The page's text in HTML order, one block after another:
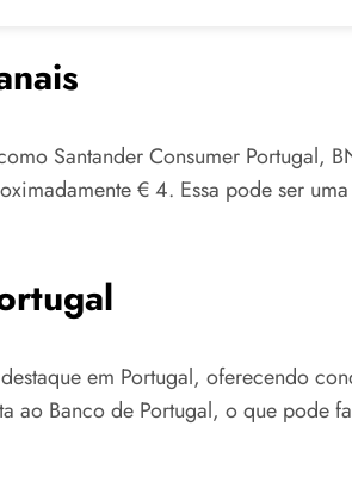
Santander Consumer Portugal,
€ 4. Essa pode ser
em Portugal, oferecendo
ao Banco de Portugal, o que pode